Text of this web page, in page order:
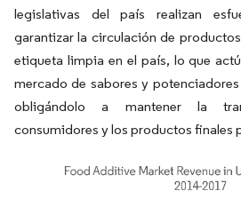
legislativas del país realizan
garantizar la circulación de
etiqueta limpia en el país, lo que
mercado de sabores y
obligándolo a mantener la
consumidores y los productos finales